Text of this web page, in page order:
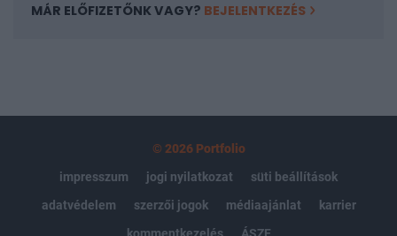
MÁR ELŐFIZETŐNK VAGY? BEJELENTKEZÉS
© 2026 Portfolio
impresszum
jogi nyilatkozat
süti beállítások
adatvédelem
szerzői jogok médiaajánlat
karrier
kommentkezelés
ÁSZF